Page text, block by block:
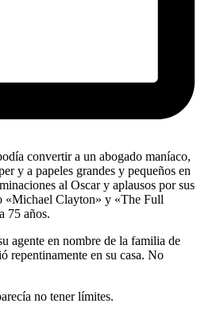
convertir a un abogado maníaco,
y a papeles grandes y pequeños en
al Oscar y aplausos por sus
«Michael Clayton» y «The Full
75 años.
agente en nombre de la familia de
repentinamente en su casa. No
no tener límites.